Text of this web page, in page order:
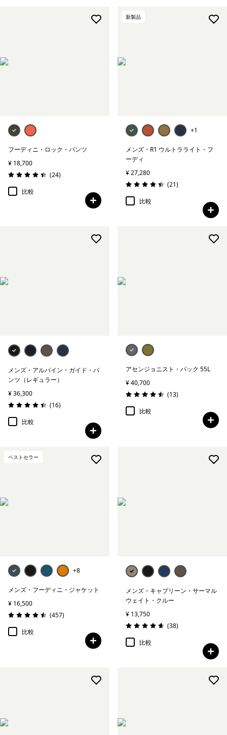
フーディニ・ロック・パンツ
¥ 18,700
評価: 4.4 / 5
(24レビュー
)
比較
新製品
+1
メンズ・R1 ウルトラライト・フ
ーディ
¥ 27,280
評価: 4.4 / 5
(21レビュー
)
比較
メンズ・アルパイン・ガイド・パ
ンツ（レギュラー）
¥ 36,300
評価: 4.4 / 5
(16レビュー
)
比較
アセンジョニスト・パック 55L
¥ 40,700
評価: 4.5 / 5
(13レビュー
)
比較
ベストセラー
+8
メンズ・フーディニ・ジャケット
¥ 16,500
評価: 4.5 / 5
(457レビュー
)
比較
メンズ・キャプリーン・サーマル
ウェイト・クルー
¥ 13,750
評価: 4.7 / 5
(38レビュー
)
比較